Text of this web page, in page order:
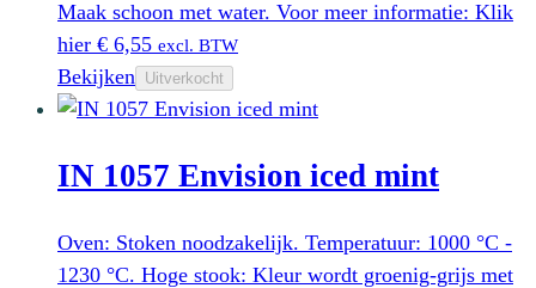
Maak schoon met water. Voor meer informatie: Klik
hier € 6,55 excl. BTW
Bekijken Uitverkocht
IN 1057 Envision iced mint
Oven: Stoken noodzakelijk. Temperatuur: 1000 °C -
1230 °C. Hoge stook: Kleur wordt groenig-grijs met